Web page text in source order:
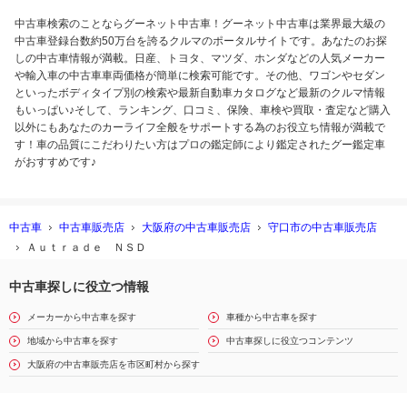
中古車検索のことならグーネット中古車！グーネット中古車は業界最大級の
中古車登録台数約50万台を誇るクルマのポータルサイトです。あなたのお探
しの中古車情報が満載。日産、トヨタ、マツダ、ホンダなどの人気メーカー
や輸入車の中古車車両価格が簡単に検索可能です。その他、ワゴンやセダン
といったボディタイプ別の検索や最新自動車カタログなど最新のクルマ情報
もいっぱい♪そして、ランキング、口コミ、保険、車検や買取・査定など購入
以外にもあなたのカーライフ全般をサポートする為のお役立ち情報が満載で
す！車の品質にこだわりたい方はプロの鑑定師により鑑定されたグー鑑定車
がおすすめです♪
中古車 中古車販売店 大阪府の中古車販売店
守口市の中古車販売店
Ａｕｔｒａｄｅ ＮＳＤ
中古車探しに役立つ情報
メーカーから中古車を探す 車種から中古車を探す
地域から中古車を探す 中古車探しに役立つコンテンツ
大阪府の中古車販売店を市区町村から探す